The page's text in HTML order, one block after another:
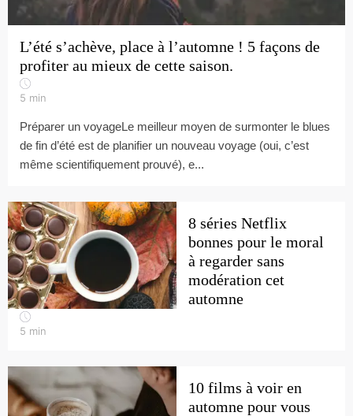
L’été s’achève, place à l’automne ! 5 façons de
profiter au mieux de cette saison.
5 min
Préparer un voyageLe meilleur moyen de surmonter le blues
de fin d’été est de planifier un nouveau voyage (oui, c’est
même scientifiquement prouvé), e...
8 séries Netflix
bonnes pour le moral
à regarder sans
modération cet
automne
5 min
10 films à voir en
automne pour vous